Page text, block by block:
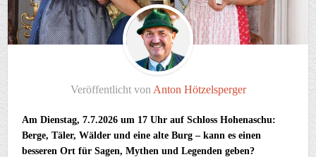
Veröffentlicht von Anton Hötzelsperger
Am Dienstag, 7.7.2026 um 17 Uhr auf Schloss Hohenaschu:
Berge, Täler, Wälder und eine alte Burg – kann es einen
besseren Ort für Sagen, Mythen und Legenden geben?